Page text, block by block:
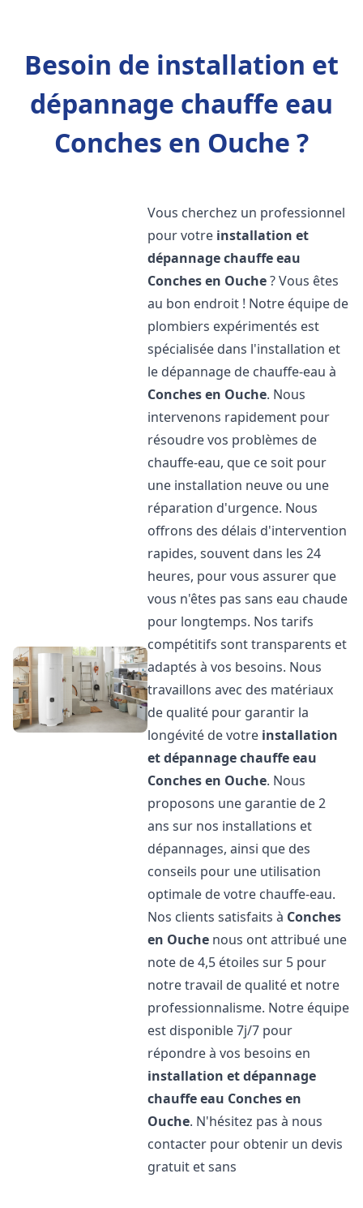
Besoin de installation et
dépannage chauffe eau
Conches en Ouche ?
Vous cherchez un professionnel
pour votre installation et
dépannage chauffe eau
Conches en Ouche? Vous êtes
au bon endroit ! Notre équipe de
plombiers expérimentés est
spécialisée dans l'installation et
le dépannage de chauffe-eau à
Conches en Ouche. Nous
intervenons rapidement pour
résoudre vos problèmes de
chauffe-eau, que ce soit pour
une installation neuve ou une
réparation d'urgence. Nous
offrons des délais d'intervention
rapides, souvent dans les 24
heures, pour vous assurer que
vous n'êtes pas sans eau chaude
pour longtemps. Nos tarifs
compétitifs sont transparents et
adaptés à vos besoins. Nous
travaillons avec des matériaux
de qualité pour garantir la
longévité de votre installation
et dépannage chauffe eau
Conches en Ouche. Nous
proposons une garantie de 2
ans sur nos installations et
dépannages, ainsi que des
conseils pour une utilisation
optimale de votre chauffe-eau.
Nos clients satisfaits à Conches
en Ouche nous ont attribué une
note de 4,5 étoiles sur 5 pour
notre travail de qualité et notre
professionnalisme. Notre équipe
est disponible 7j/7 pour
répondre à vos besoins en
installation et dépannage
chauffe eau Conches en
Ouche. N'hésitez pas à nous
contacter pour obtenir un devis
gratuit et sans